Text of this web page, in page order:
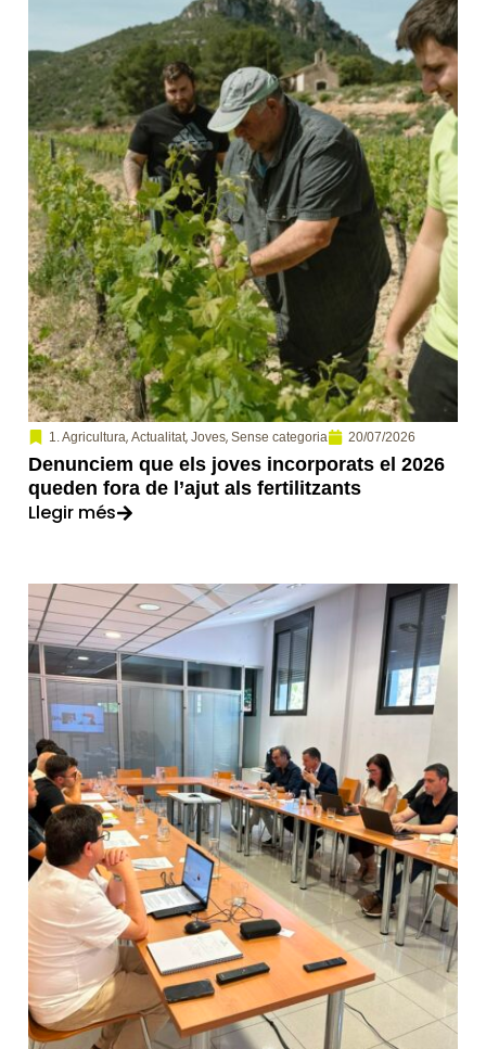
1. Agricultura, Actualitat, Joves, Sense categoria 20/07/2026
Denunciem que els joves incorporats el 2026
queden fora de l’ajut als fertilitzants
Llegir més